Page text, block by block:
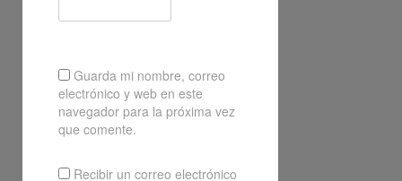
Guarda mi nombre, correo
electrónico y web en este
navegador para la próxima vez
que comente.
Recibir un correo electrónico